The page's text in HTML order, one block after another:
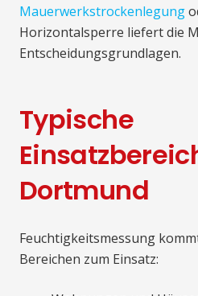
Mauerwerkstrockenlegung
Horizontalsperre liefert die
Entscheidungsgrundlagen.
Typische
Dortmund
Feuchtigkeitsmessung
Bereichen zum Einsatz: